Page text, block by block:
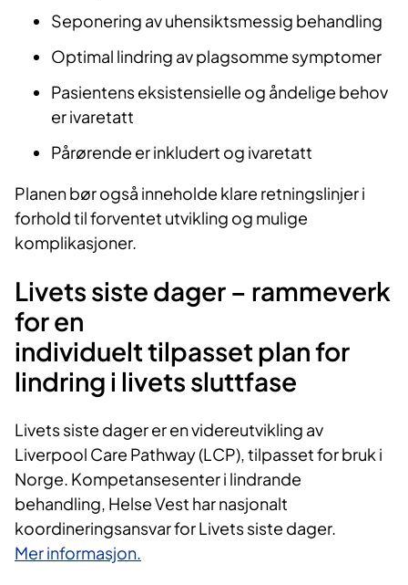
Seponering av uhensiktsmessig behandling
Optimal lindring av plagsomme symptomer
Pasientens eksistensielle og åndelige behov
er ivaretatt
Pårørende er inkludert og ivaretatt
Planen bør også inneholde klare retningslinjer i
forhold til forventet utvikling og mulige
komplikasjoner.
Livets siste dager – rammeverk
for en
individuelt tilpasset plan for
lindring i livets sluttfase
Livets siste dager er en videreutvikling av
Liverpool Care Pathway (LCP), tilpasset for bruk i
Norge. Kompetansesenter i lindrande
behandling, Helse Vest har nasjonalt
koordineringsansvar for Livets siste dager.​​
Mer informasjon.